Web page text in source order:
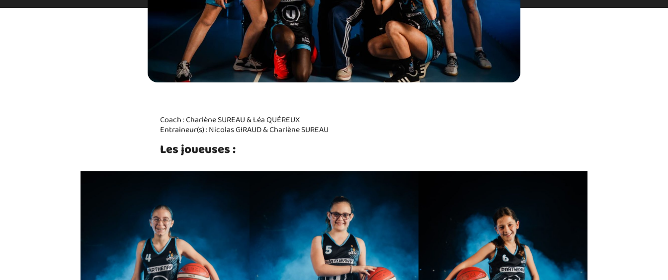
Coach : Charlène SUREAU & Léa QUÉREUX
Entraineur(s) : Nicolas GIRAUD & Charlène SUREAU
Les joueuses :